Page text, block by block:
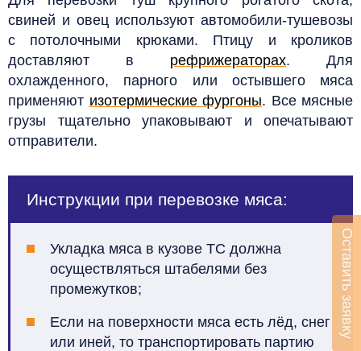
свиней и овец используют автомобили-тушевозы
с потолочными крюками. Птицу и кроликов
доставляют в рефрижераторах. Для
охлажденного, парного или остывшего мяса
применяют изотермические фургоны. Все мясные
грузы тщательно упаковывают и опечатывают
отправители.
Инструкции при перевозке мяса:
Укладка мяса в кузове ТС должна
осуществляться штабелями без
промежутков;
Если на поверхности мяса есть лёд, снег
или иней, то транспортировать партию
Оставить заявку